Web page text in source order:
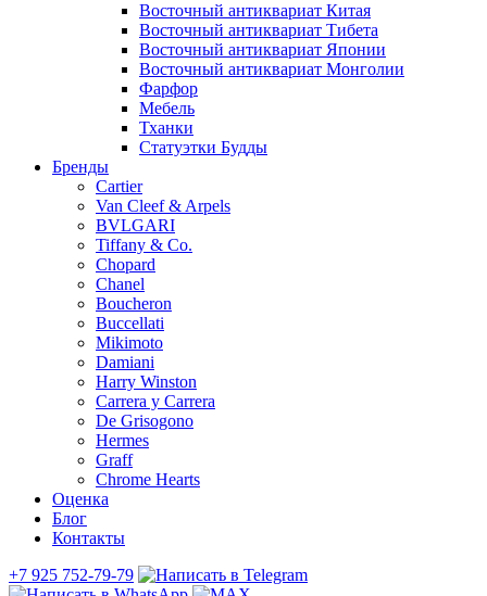
Восточный антиквариат Китая
Восточный антиквариат Тибета
Восточный антиквариат Японии
Восточный антиквариат Монголии
Фарфор
Мебель
Тханки
Статуэтки Будды
Бренды
Cartier
Van Cleef & Arpels
BVLGARI
Tiffany & Co.
Chopard
Chanel
Boucheron
Buccellati
Mikimoto
Damiani
Harry Winston
Carrera y Carrera
De Grisogono
Hermes
Graff
Chrome Hearts
Оценка
Блог
Контакты
+7 925 752-79-79